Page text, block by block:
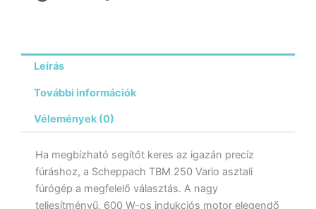
Leírás
További információk
Vélemények (0)
Ha megbízható segítőt keres az igazán precíz
fúráshoz, a Scheppach TBM 250 Vario asztali
fúrógép a megfelelő választás. A nagy
teljesítményű, 600 W-os indukciós motor elegendő